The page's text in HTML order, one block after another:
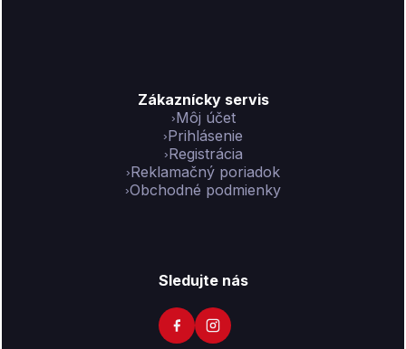
Zákaznícky servis
Môj účet
Prihlásenie
Registrácia
Reklamačný poriadok
Obchodné podmienky
Sledujte nás